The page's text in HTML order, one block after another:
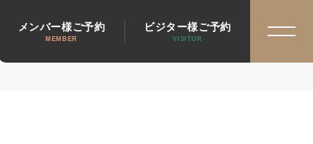
メンバー様ご予約
MEMBER
ビジター様ご予約
VISITOR